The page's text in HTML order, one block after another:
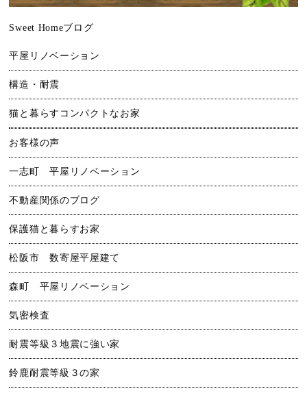
Sweet Homeブログ
平屋リノベーション
構造・耐震
猫と暮らすコンパクトなお家
お客様の声
一志町 平屋リノベーション
不動産関係のブログ
保護猫と暮らすお家
松阪市 数寄屋平屋建て
森町 平屋リノベーション
気密検査
耐震等級３地震に強い家
鈴鹿耐震等級３の家